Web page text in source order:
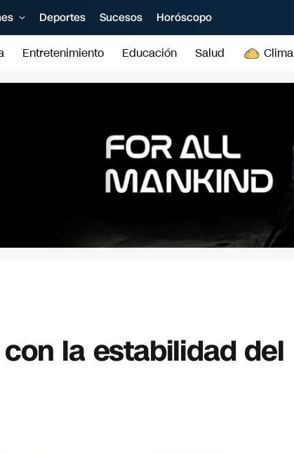
Deportes Sucesos Horóscopo
Entretenimiento Educación Salud Clima
la estabilidad del